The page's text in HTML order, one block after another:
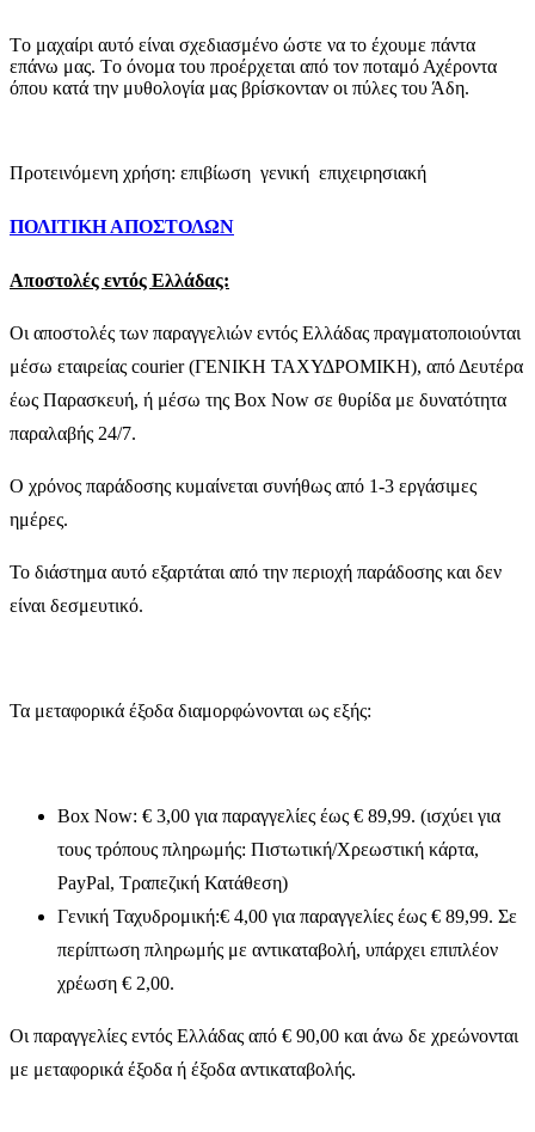
Τo μαχαίρι αυτό είναι σχεδιασμένο ώστε να το έχουμε πάντα
επάνω μας. Τo όνομα του προέρχεται από τον ποταμό Αχέροντα
όπου κατά την μυθολογία μας βρίσκονταν οι πύλες του Άδη.
Προτεινόμενη χρήση: επιβίωση  γενική  επιχειρησιακή
ΠΟΛΙΤΙΚΗ ΑΠΟΣΤΟΛΩΝ
Αποστολές εντός Ελλάδας:
Οι αποστολές των παραγγελιών εντός Ελλάδας πραγματοποιούνται
μέσω εταιρείας courier (ΓΕΝΙΚΗ ΤΑΧΥΔΡΟΜΙΚΗ), από Δευτέρα
έως Παρασκευή, ή μέσω της Box Now σε θυρίδα με δυνατότητα
παραλαβής 24/7.
Ο χρόνος παράδοσης κυμαίνεται συνήθως από 1-3 εργάσιμες
ημέρες.
Το διάστημα αυτό εξαρτάται από την περιοχή παράδοσης και δεν
είναι δεσμευτικό.
Τα μεταφορικά έξοδα διαμορφώνονται ως εξής:
Box Now: € 3,00 για παραγγελίες έως € 89,99. (ισχύει για
τους τρόπους πληρωμής: Πιστωτική/Χρεωστική κάρτα,
PayPal, Τραπεζική Κατάθεση)
Γενική Ταχυδρομική:€ 4,00 για παραγγελίες έως € 89,99. Σε
περίπτωση πληρωμής με αντικαταβολή, υπάρχει επιπλέον
χρέωση € 2,00.
Οι παραγγελίες εντός Ελλάδας από € 90,00 και άνω δε χρεώνονται
με μεταφορικά έξοδα ή έξοδα αντικαταβολής.